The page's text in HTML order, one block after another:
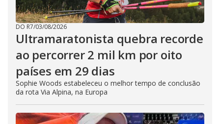
DO R7/03/08/2026
Ultramaratonista quebra recorde
ao percorrer 2 mil km por oito
países em 29 dias
Sophie Woods estabeleceu o melhor tempo de conclusão
da rota Via Alpina, na Europa